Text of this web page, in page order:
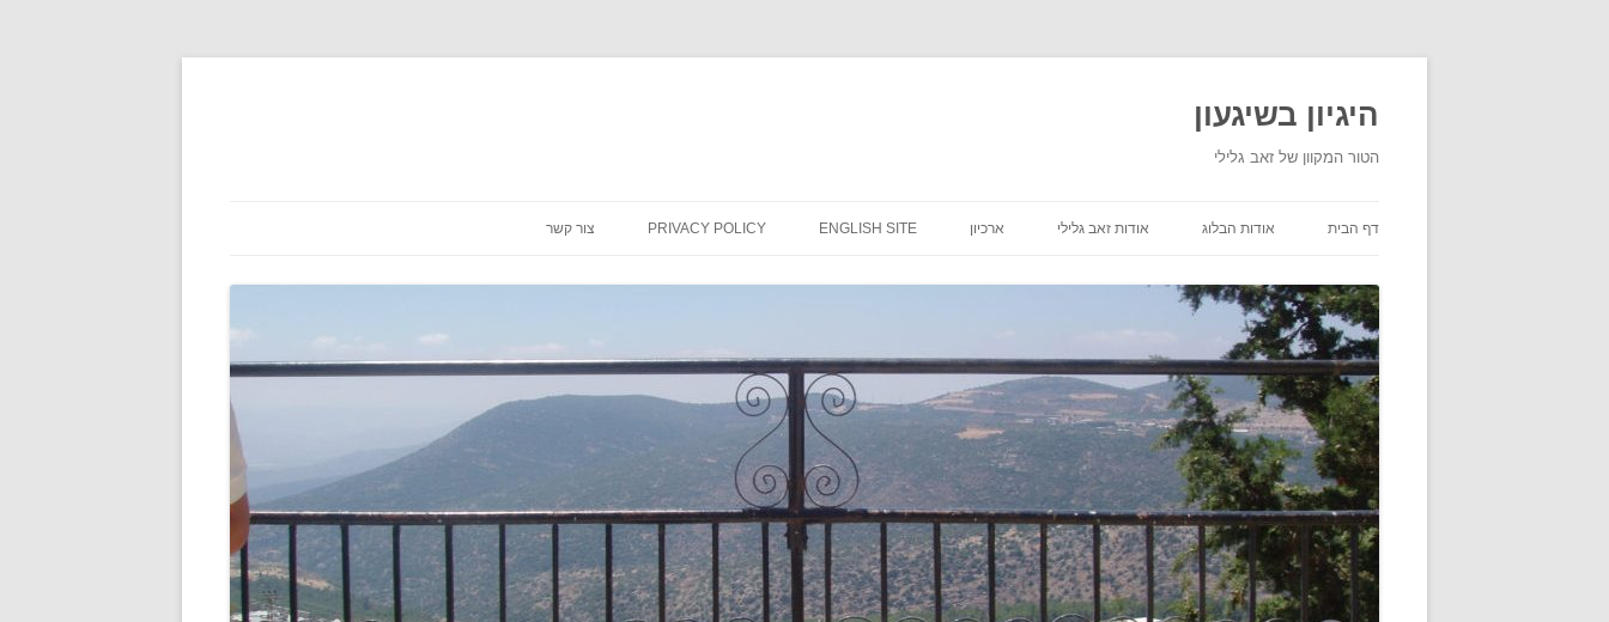
היגיון בשיגעון
הטור המקוון של זאב גלילי
דף הבית אודות הבלוג אודות זאב גלילי ארכיון ENGLISH SITE
PRIVACY POLICY צור קשר